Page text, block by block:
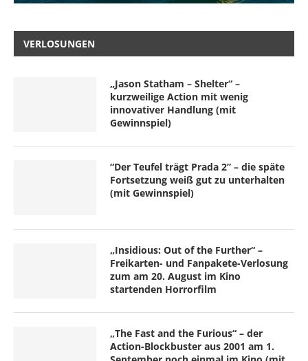
VERLOSUNGEN
„Jason Statham – Shelter“ –
kurzweilige Action mit wenig
innovativer Handlung (mit
Gewinnspiel)
“Der Teufel trägt Prada 2” – die späte
Fortsetzung weiß gut zu unterhalten
(mit Gewinnspiel)
„Insidious: Out of the Further“ –
Freikarten- und Fanpakete-Verlosung
zum am 20. August im Kino
startenden Horrorfilm
„The Fast and the Furious“ – der
Action-Blockbuster aus 2001 am 1.